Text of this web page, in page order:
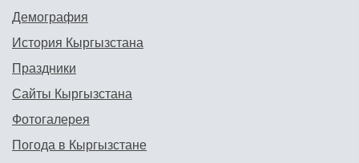
Демография
История Кыргызстана
Праздники
Сайты Кыргызстана
Фотогалерея
Погода в Кыргызстане